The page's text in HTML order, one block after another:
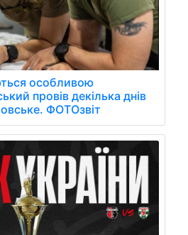
особливою
провів декілька днів
ФОТОзвіт